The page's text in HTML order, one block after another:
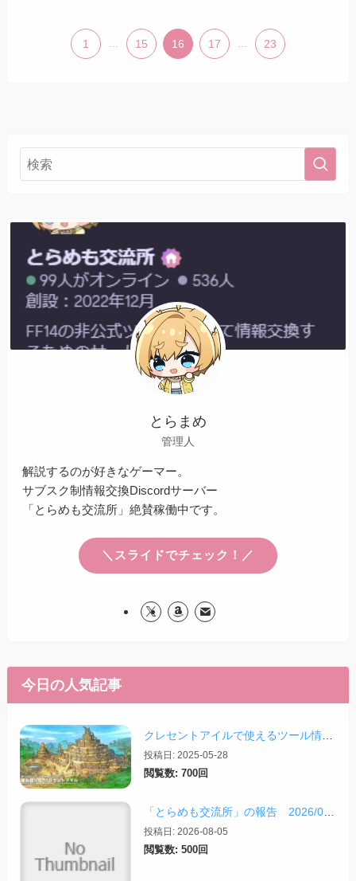
1 15 16 17 23
とらまめ
管理人
解説するのが好きなゲーマー。
サブスク制情報交換Discordサーバー
「とらめも交流所」絶賛稼働中です。
＼スライドでチェック！／
今日の人気記事
投稿日: 2025-05-28
閲覧数: 700回
投稿日: 2026-08-05
閲覧数: 500回